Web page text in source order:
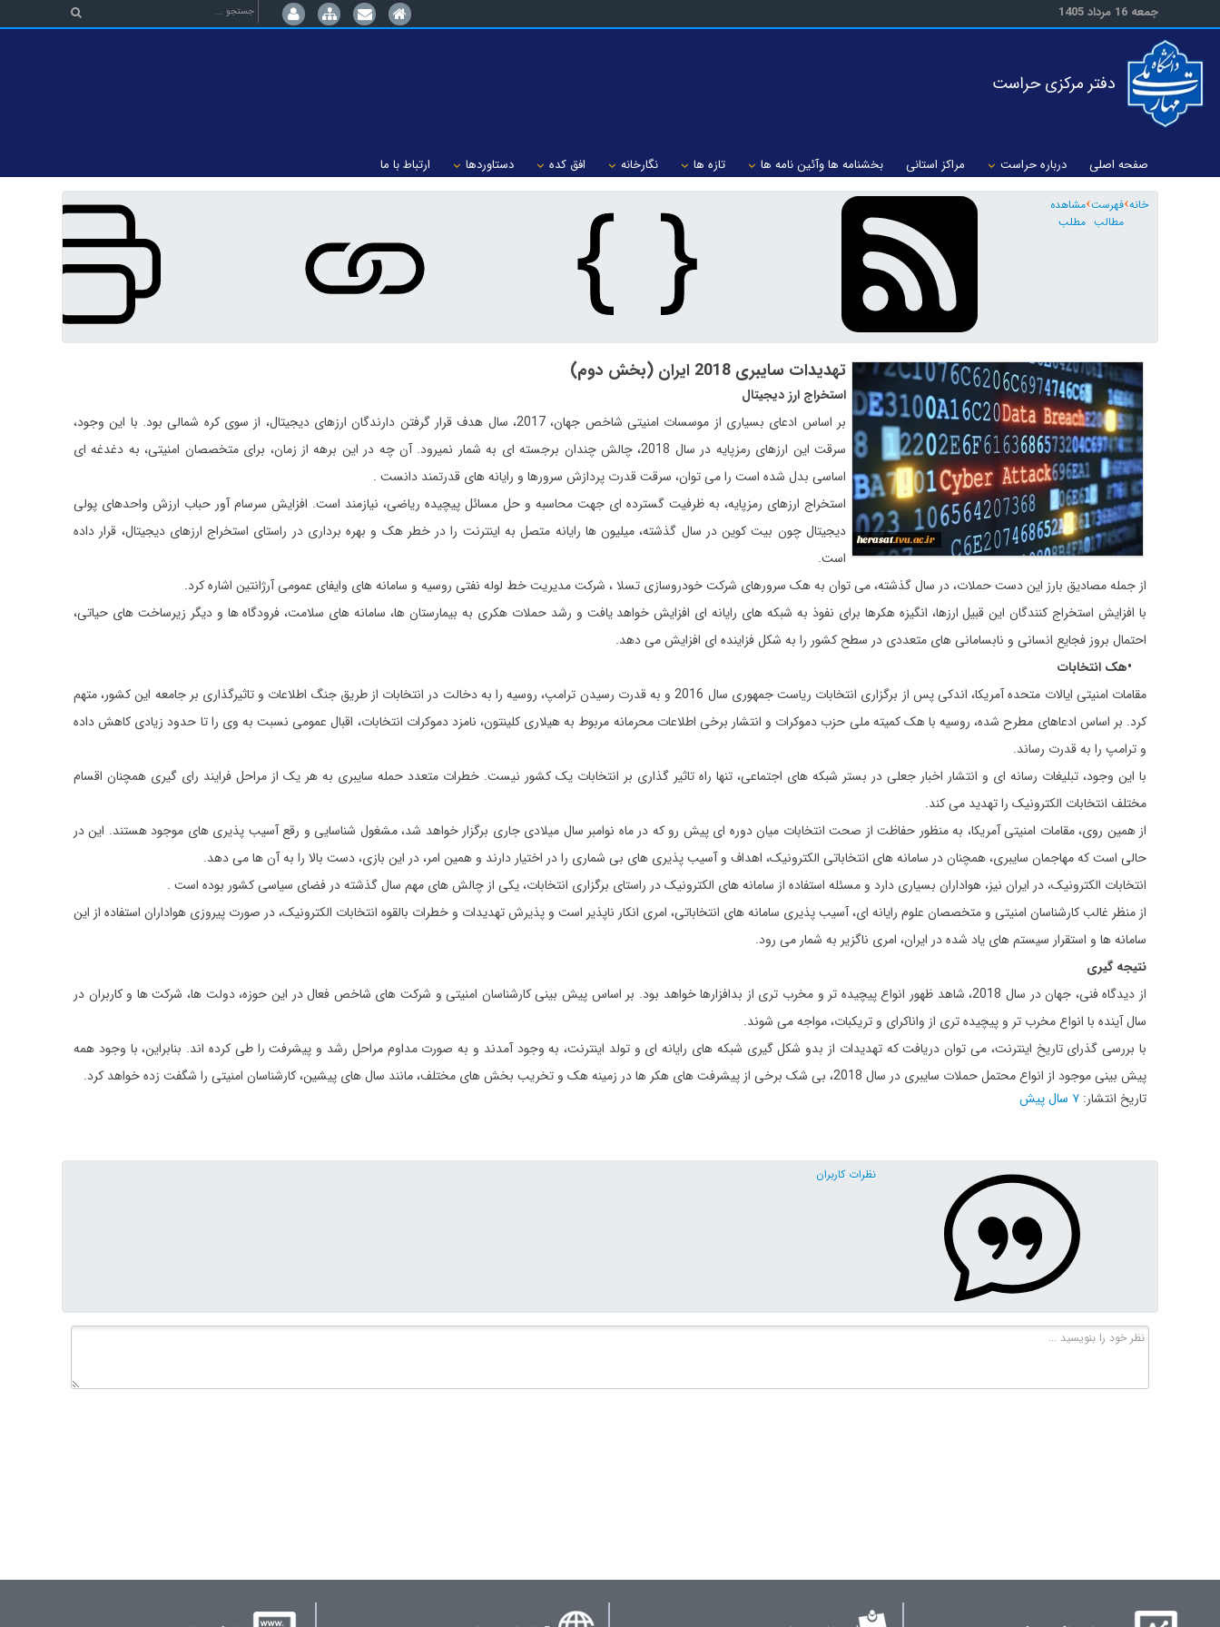
جمعه 16 مرداد 1405
دفتر مرکزی حراست
صفحه اصلی درباره حراست مراکز استانی بخشنامه ها وآئین نامه ها تازه ها نگارخانه افق کده دستاوردها ارتباط با ما
خانه فهرست
مطالب
مشاهده
مطلب
تهدیدات سایبری 2018 ایران (بخش دوم)
استخراج ارز دیجیتال
بر اساس ادعای بسیاری از موسسات امنیتی شاخص جهان، 2017، سال هدف قرار گرفتن دارندگان ارزهای دیجیتال، از سوی کره شمالی بود. با این وجود،
سرقت این ارزهای رمزپایه در سال 2018، چالش چندان برجسته ای به شمار نمیرود. آن چه در این برهه از زمان، برای متخصصان امنیتی، به دغدغه ای
اساسی بدل شده است را می توان، سرقت قدرت پردازش سرورها و رایانه های قدرتمند دانست .
استخراج ارزهای رمزپایه، به ظرفیت گسترده ای جهت محاسبه و حل مسائل پیچیده ریاضی، نیازمند است. افزایش سرسام آور حباب ارزش واحدهای پولی
دیجیتال چون بیت کوین در سال گذشته، میلیون ها رایانه متصل به اینترنت را در خطر هک و بهره برداری در راستای استخراج ارزهای دیجیتال، قرار داده
است.
از جمله مصادیق بارز این دست حملات، در سال گذشته، می توان به هک سرورهای شرکت خودروسازی تسلا ، شرکت مدیریت خط لوله نفتی روسیه و سامانه های وایفای عمومی آرژانتین اشاره کرد.
با افزایش استخراج کنندگان این قبیل ارزها، انگیزه هکرها برای نفوذ به شبکه های رایانه ای افزایش خواهد یافت و رشد حملات هکری به بیمارستان ها، سامانه های سلامت، فرودگاه ها و دیگر زیرساخت های حیاتی،
احتمال بروز فجایع انسانی و نابسامانی های متعددی در سطح کشور را به شکل فزاینده ای افزایش می دهد.
•هک انتخابات
مقامات امنیتی ایالات متحده آمریکا، اندکی پس از برگزاری انتخابات ریاست جمهوری سال 2016 و به قدرت رسیدن ترامپ، روسیه را به دخالت در انتخابات از طریق جنگ اطلاعات و تاثیرگذاری بر جامعه این کشور، متهم
کرد. بر اساس ادعاهای مطرح شده، روسیه با هک کمیته ملی حزب دموکرات و انتشار برخی اطلاعات محرمانه مربوط به هیلاری کلینتون، نامزد دموکرات انتخابات، اقبال عمومی نسبت به وی را تا حدود زیادی کاهش داده
و ترامپ را به قدرت رساند.
با این وجود، تبلیغات رسانه ای و انتشار اخبار جعلی در بستر شبکه های اجتماعی، تنها راه تاثیر گذاری بر انتخابات یک کشور نیست. خطرات متعدد حمله سایبری به هر یک از مراحل فرایند رای گیری همچنان اقسام
مختلف انتخابات الکترونیک را تهدید می کند.
از همین روی، مقامات امنیتی آمریکا، به منظور حفاظت از صحت انتخابات میان دوره ای پیش رو که در ماه نوامبر سال میلادی جاری برگزار خواهد شد، مشغول شناسایی و رقع آسیب پذیری های موجود هستند. این در
حالی است که مهاجمان سایبری، همچنان در سامانه های انتخاباتی الکترونیک، اهداف و آسیب پذیری های بی شماری را در اختیار دارند و همین امر، در این بازی، دست بالا را به آن ها می دهد.
انتخابات الکترونیک، در ایران نیز، هواداران بسیاری دارد و مسئله استفاده از سامانه های الکترونیک در راستای برگزاری انتخابات، یکی از چالش های مهم سال گذشته در فضای سیاسی کشور بوده است .
از منظر غالب کارشناسان امنیتی و متخصصان علوم رایانه ای، آسیب پذیری سامانه های انتخاباتی، امری انکار ناپذیر است و پذیرش تهدیدات و خطرات بالقوه انتخابات الکترونیک، در صورت پیروزی هواداران استفاده از این
سامانه ها و استقرار سیستم های یاد شده در ایران، امری ناگزیر به شمار می رود.
نتیجه گیری
از دیدگاه فنی، جهان در سال 2018، شاهد ظهور انواع پیچیده تر و مخرب تری از بدافزارها خواهد بود. بر اساس پیش بینی کارشناسان امنیتی و شرکت های شاخص فعال در این حوزه، دولت ها، شرکت ها و کاربران در
سال آینده با انواع مخرب تر و پیچیده تری از واناکرای و تریکبات، مواجه می شوند.
با بررسی گذرای تاریخ اینترنت، می توان دریافت که تهدیدات از بدو شکل گیری شبکه های رایانه ای و تولد اینترنت، به وجود آمدند و به صورت مداوم مراحل رشد و پیشرفت را طی کرده اند. بنابراین، با وجود همه
پیش بینی موجود از انواع محتمل حملات سایبری در سال 2018، بی شک برخی از پیشرفت های هکر ها در زمینه هک و تخریب بخش های مختلف، مانند سال های پیشین، کارشناسان امنیتی را شگفت زده خواهد کرد
.
تاریخ انتشار: ۷ سال پیش
نظرات کاربران